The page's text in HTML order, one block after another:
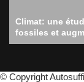
Climat: une
fossiles et
© Copyright